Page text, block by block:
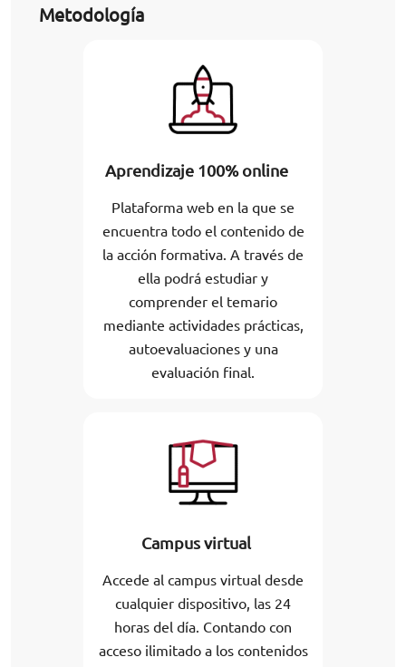
Metodología
Aprendizaje 100% online
Plataforma web en la que se
encuentra todo el contenido de
la acción formativa. A través de
ella podrá estudiar y
comprender el temario
mediante actividades prácticas,
autoevaluaciones y una
evaluación final.
Campus virtual
Accede al campus virtual desde
cualquier dispositivo, las 24
horas del día. Contando con
acceso ilimitado a los contenidos